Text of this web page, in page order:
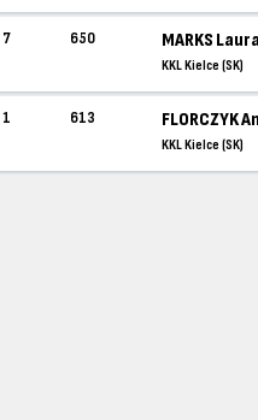
7 650 MARKS
KKL Kielce (SK)
1 613 FLORCZYK
KKL Kielce (SK)